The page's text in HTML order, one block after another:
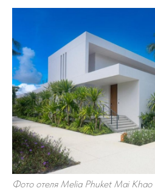
Фото отеля Melia Phuket Mai